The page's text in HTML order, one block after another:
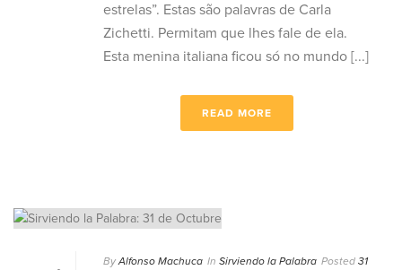
estrelas”. Estas são palavras de Carla
Zichetti. Permitam que lhes fale de ela.
Esta menina italiana ficou só no mundo [...]
READ MORE
By Alfonso Machuca In Sirviendo la Palabra Posted 31